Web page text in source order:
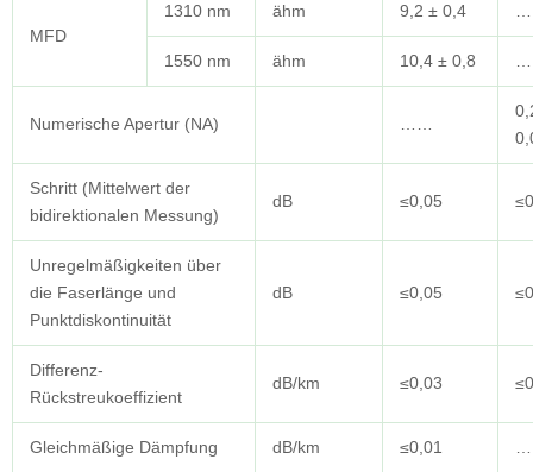
MFD
1310 nm ähm 9,2 ± 0,4
1550 nm ähm 10,4 ± 0,8
Numerische Apertur (NA) ……
Schritt (Mittelwert der
bidirektionalen Messung)
dB ≤0,05
Unregelmäßigkeiten über
die Faserlänge und
Punktdiskontinuität
dB ≤0,05
Differenz-
Rückstreukoeffizient
dB/km ≤0,03
Gleichmäßige Dämpfung dB/km ≤0,01